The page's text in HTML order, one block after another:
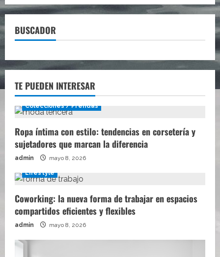
BUSCADOR
TE PUEDEN INTERESAR
Colecciones / Prendas
Ropa íntima con estilo: tendencias en corsetería y
sujetadores que marcan la diferencia
admin mayo 8, 2026
Lifestyle
Coworking: la nueva forma de trabajar en espacios
compartidos eficientes y flexibles
admin mayo 8, 2026